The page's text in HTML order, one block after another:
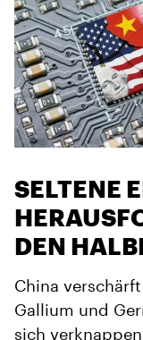
SELTENE
DEN
China
Gallium und
sich